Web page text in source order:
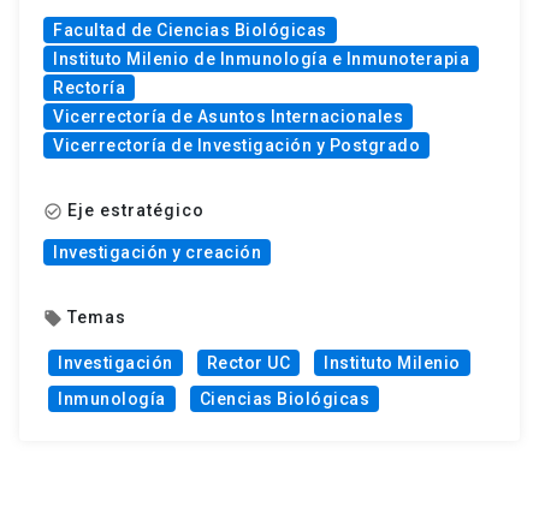
Facultad de Ciencias Biológicas
Instituto Milenio de Inmunología e Inmunoterapia
Rectoría
Vicerrectoría de Asuntos Internacionales
Vicerrectoría de Investigación y Postgrado
check_circle_outline Eje estratégico
Investigación y creación
local_offer Temas
Investigación Rector UC
Instituto Milenio
Inmunología
Ciencias Biológicas